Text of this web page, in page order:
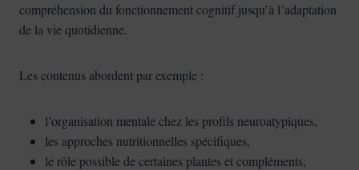
compréhension du fonctionnement cognitif jusqu’à l’adaptation
de la vie quotidienne.
Les contenus abordent par exemple :
l’organisation mentale chez les profils neuroatypiques,
les approches nutritionnelles spécifiques,
le rôle possible de certaines plantes et compléments,